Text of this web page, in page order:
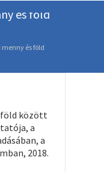
és föld
és föld
föld között
a
a
2018.